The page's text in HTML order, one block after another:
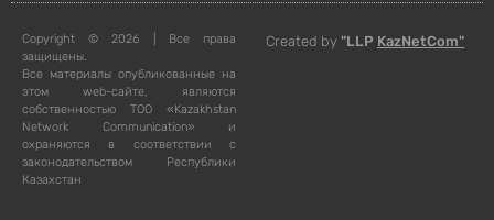
Copyright © 2026 | Все права
защищены.
Все материалы опубликованные на
этом web-сайте, являются
собственностью ТОО «Kazakhstan
Network Communication» и
охраняются в соответствии с
законодательством Республики
Казахстан
Created by "LLP KazNetCom"